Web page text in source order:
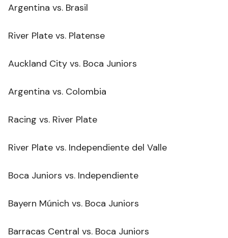
Argentina vs. Brasil
River Plate vs. Platense
Auckland City vs. Boca Juniors
Argentina vs. Colombia
Racing vs. River Plate
River Plate vs. Independiente del Valle
Boca Juniors vs. Independiente
Bayern Múnich vs. Boca Juniors
Barracas Central vs. Boca Juniors